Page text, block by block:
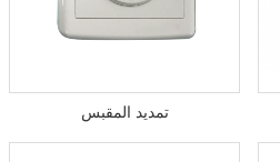
تمديد المقبس